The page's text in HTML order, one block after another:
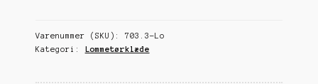
Varenummer (SKU): 703.3-Lo
Kategori: Lommetørklæde